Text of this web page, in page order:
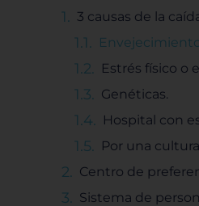
3 causas de la
Estrés físico o
Genéticas.
Hospital con
Por una
Centro de
Sistema de